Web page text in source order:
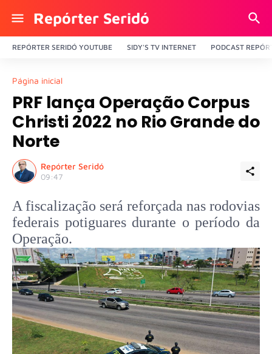
Repórter Seridó
REPÓRTER SERIDÓ YOUTUBE SIDY'S TV INTERNET PODCAST
Página inicial
PRF lança Operação Corpus
Christi 2022 no Rio Grande do
Norte
Repórter Seridó
09:47
A fiscalização será reforçada nas rodovias
federais potiguares durante o período da
Operação.